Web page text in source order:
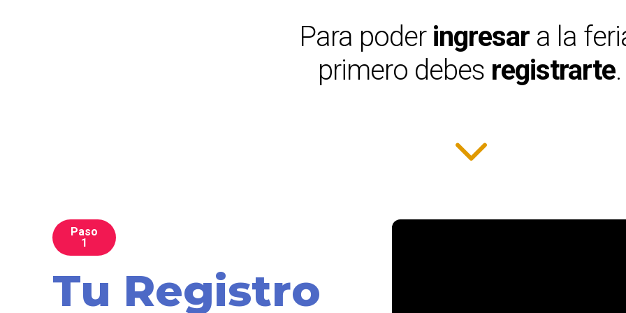
Para poder ingresar a la
primero debes registrarte.
3
Paso
1
Tu Registro